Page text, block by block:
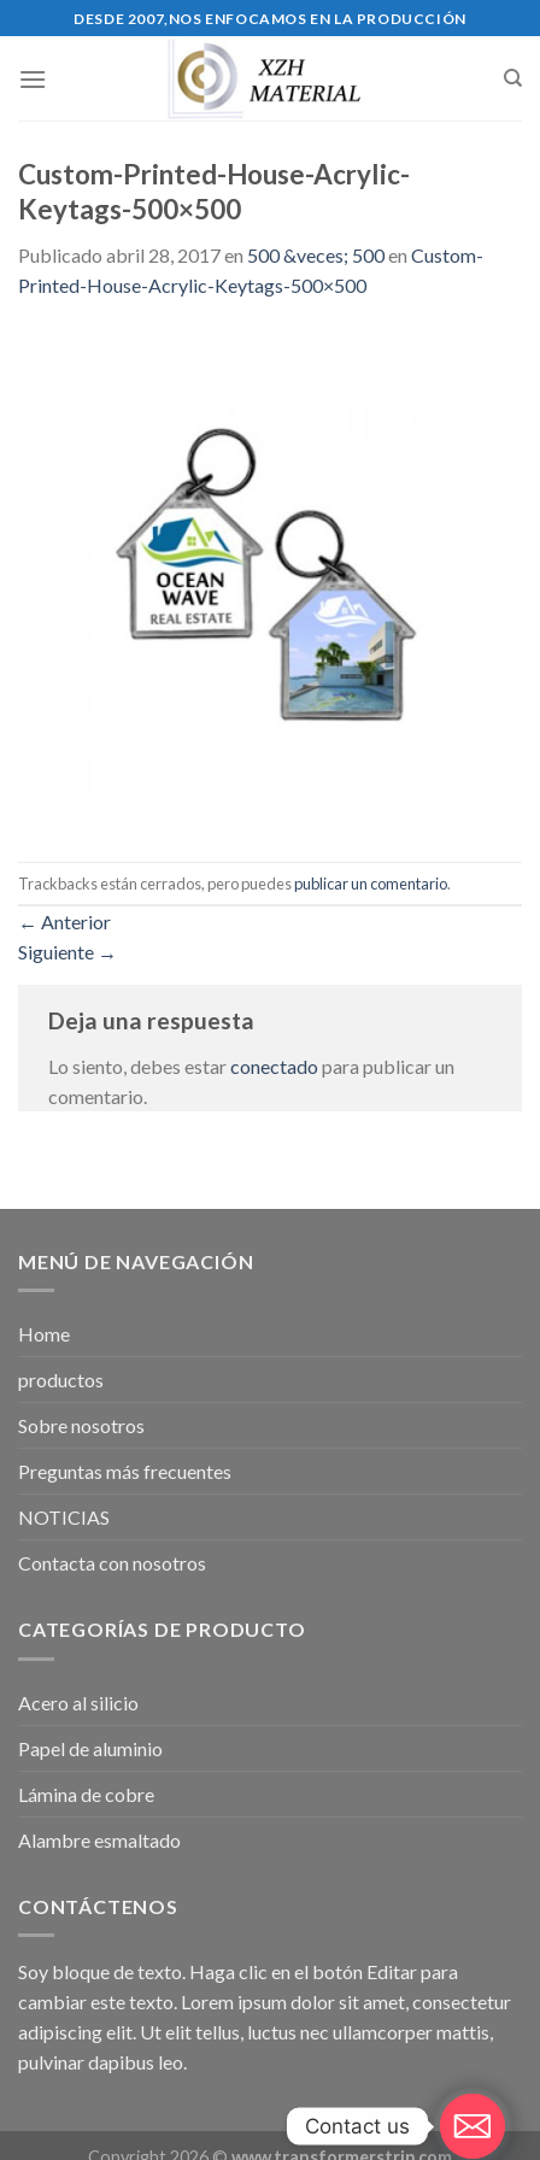
to
content
DESDE 2007,NOS ENFOCAMOS EN LA PRODUCCIÓN
Custom-Printed-House-Acrylic-
Keytags-500×500
Publicado abril 28, 2017en 500 &veces; 500en Custom-
Printed-House-Acrylic-Keytags-500×500
Trackbacks están cerrados, pero puedespublicar un comentario.
← Anterior
Siguiente →
Deja una respuesta
Lo siento, debes estarconectado para publicar un
comentario.
MENÚ DE NAVEGACIÓN
Home
productos
Sobre nosotros
Preguntas más frecuentes
NOTICIAS
Contacta con nosotros
CATEGORÍAS DE PRODUCTO
Acero al silicio
Papel de aluminio
Lámina de cobre
Alambre esmaltado
CONTÁCTENOS
Soy bloque de texto. Haga clic en el botón Editar para
cambiar este texto. Lorem ipsum dolor sit amet, consectetur
adipiscing elit. Ut elit tellus, luctus nec ullamcorper mattis,
pulvinar dapibus leo.
Contact us